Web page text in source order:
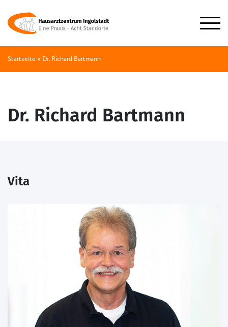
Startseite» Dr. Richard Bartmann
Dr. Richard Bartmann
Vita